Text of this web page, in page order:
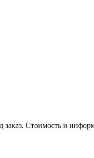
Стоимость и